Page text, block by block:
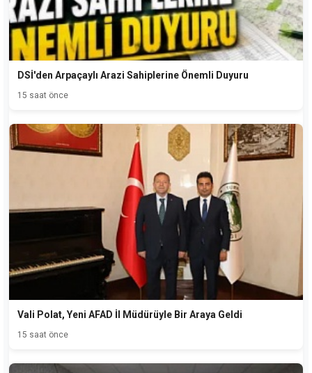
DSİ'den Arpaçaylı Arazi Sahiplerine Önemli Duyuru
15 saat önce
Vali Polat, Yeni AFAD İl Müdürüyle Bir Araya Geldi
15 saat önce